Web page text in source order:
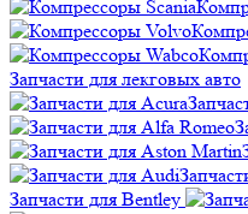
Запчасти для лекговых авто
Запчасти для Bentley